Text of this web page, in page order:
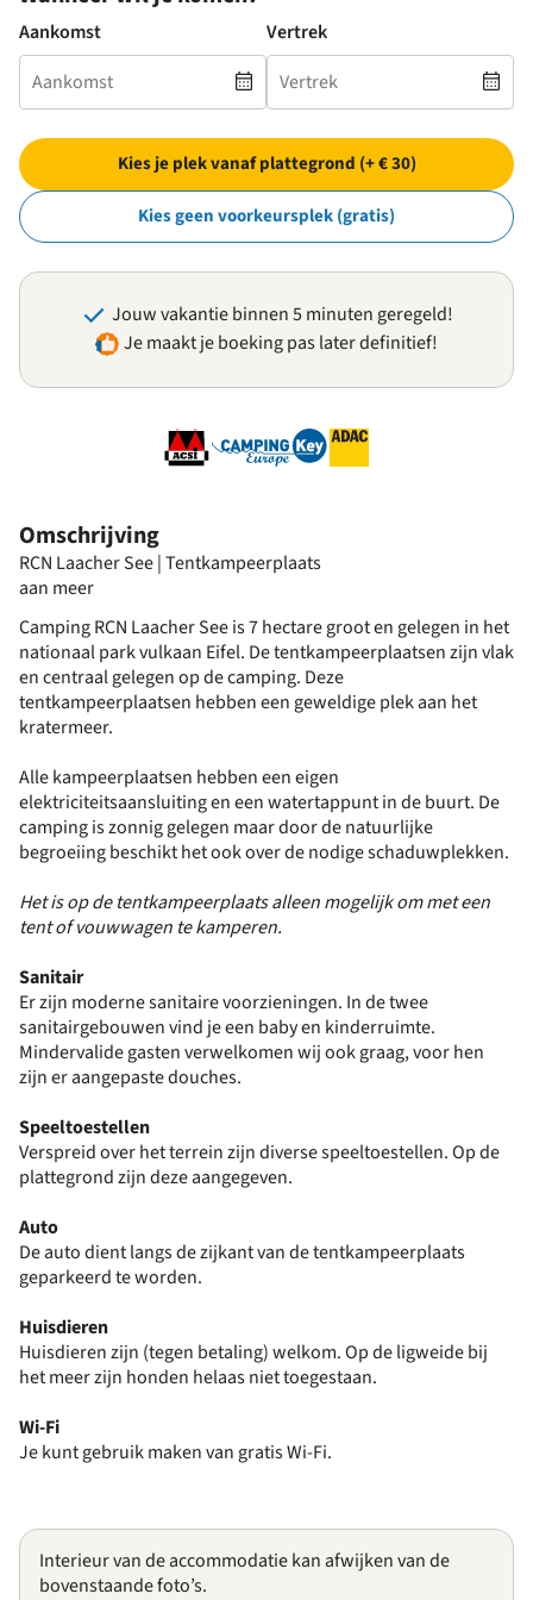
Omschrijving
RCN Laacher See | Tentkampeerplaats
aan meer
Camping RCN Laacher See is 7 hectare groot en gelegen in het
nationaal park vulkaan Eifel. De tentkampeerplaatsen zijn vlak
en centraal gelegen op de camping. Deze
tentkampeerplaatsen hebben een geweldige plek aan het
kratermeer.
Alle kampeerplaatsen hebben een eigen
elektriciteitsaansluiting en een watertappunt in de buurt. De
camping is zonnig gelegen maar door de natuurlijke
begroeiing beschikt het ook over de nodige schaduwplekken.
Het is op de tentkampeerplaats alleen mogelijk om met een
tent of vouwwagen te kamperen.
Sanitair
Er zijn moderne sanitaire voorzieningen. In de twee
sanitairgebouwen vind je een baby en kinderruimte.
Mindervalide gasten verwelkomen wij ook graag, voor hen
zijn er aangepaste douches.
Speeltoestellen
Verspreid over het terrein zijn diverse speeltoestellen. Op de
plattegrond zijn deze aangegeven.
Auto
De auto dient langs de zijkant van de tentkampeerplaats
geparkeerd te worden.
Huisdieren
Huisdieren zijn (tegen betaling) welkom. Op de ligweide bij
het meer zijn honden helaas niet toegestaan.
Wi-Fi
Je kunt gebruik maken van gratis Wi-Fi.
Interieur van de accommodatie kan afwijken van de
bovenstaande foto’s.
Aankomst Vertrek
Kies je plek vanaf plattegrond (+ € 30)
Kies geen voorkeursplek (gratis)
Jouw vakantie binnen 5 minuten geregeld!
Je maakt je boeking pas later definitief!